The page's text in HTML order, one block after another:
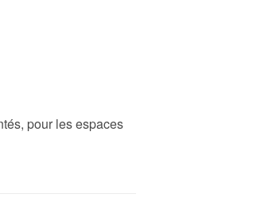
pour les espaces